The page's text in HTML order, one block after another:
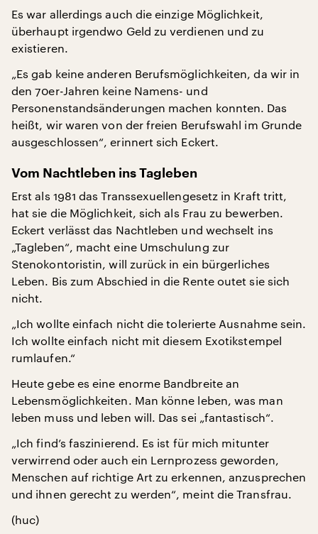
Es war allerdings auch die einzige Möglichkeit,
überhaupt irgendwo Geld zu verdienen und zu
existieren.
„Es gab keine anderen Berufsmöglichkeiten, da wir in
den 70er-Jahren keine Namens- und
Personenstandsänderungen machen konnten. Das
heißt, wir waren von der freien Berufswahl im Grunde
ausgeschlossen“, erinnert sich Eckert.
Vom Nachtleben ins Tagleben
Erst als 1981 das Transsexuellengesetz in Kraft tritt,
hat sie die Möglichkeit, sich als Frau zu bewerben.
Eckert verlässt das Nachtleben und wechselt ins
„Tagleben“, macht eine Umschulung zur
Stenokontoristin, will zurück in ein bürgerliches
Leben. Bis zum Abschied in die Rente outet sie sich
nicht.
„Ich wollte einfach nicht die tolerierte Ausnahme sein.
Ich wollte einfach nicht mit diesem Exotikstempel
rumlaufen.“
Heute gebe es eine enorme Bandbreite an
Lebensmöglichkeiten. Man könne leben, was man
leben muss und leben will. Das sei „fantastisch“.
„Ich find’s faszinierend. Es ist für mich mitunter
verwirrend oder auch ein Lernprozess geworden,
Menschen auf richtige Art zu erkennen, anzusprechen
und ihnen gerecht zu werden“, meint die Transfrau.
(huc)